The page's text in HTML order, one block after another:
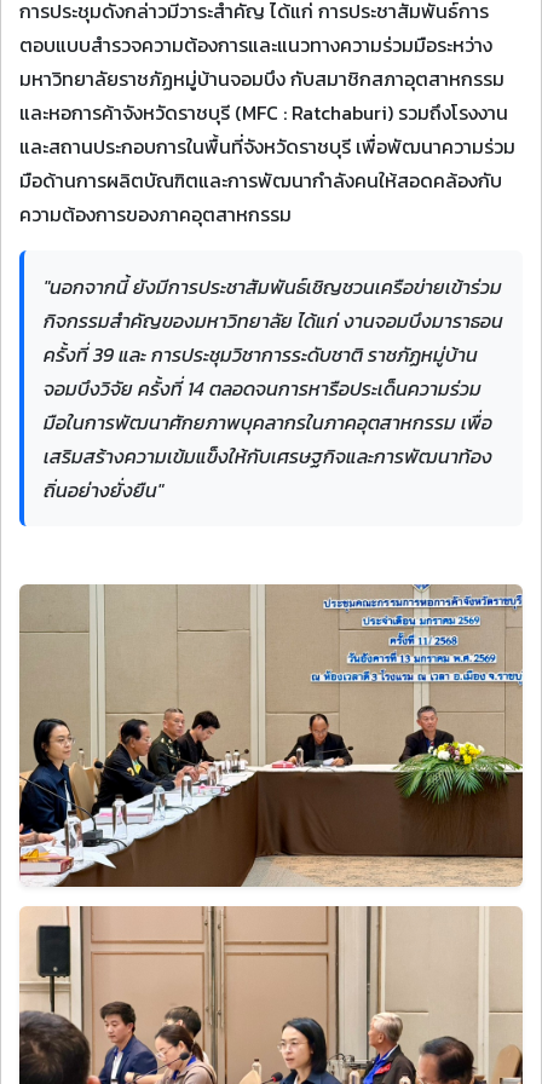
การประชุมดังกล่าวมีวาระสำคัญ ได้แก่ การประชาสัมพันธ์การ
ตอบแบบสำรวจความต้องการและแนวทางความร่วมมือระหว่าง
มหาวิทยาลัยราชภัฏหมู่บ้านจอมบึง กับสมาชิกสภาอุตสาหกรรม
และหอการค้าจังหวัดราชบุรี (MFC : Ratchaburi) รวมถึงโรงงาน
และสถานประกอบการในพื้นที่จังหวัดราชบุรี เพื่อพัฒนาความร่วม
มือด้านการผลิตบัณฑิตและการพัฒนากำลังคนให้สอดคล้องกับ
ความต้องการของภาคอุตสาหกรรม
"นอกจากนี้ ยังมีการประชาสัมพันธ์เชิญชวนเครือข่ายเข้าร่วม
กิจกรรมสำคัญของมหาวิทยาลัย ได้แก่ งานจอมบึงมาราธอน
ครั้งที่ 39 และ การประชุมวิชาการระดับชาติ ราชภัฏหมู่บ้าน
จอมบึงวิจัย ครั้งที่ 14 ตลอดจนการหารือประเด็นความร่วม
มือในการพัฒนาศักยภาพบุคลากรในภาคอุตสาหกรรม เพื่อ
เสริมสร้างความเข้มแข็งให้กับเศรษฐกิจและการพัฒนาท้อง
ถิ่นอย่างยั่งยืน"